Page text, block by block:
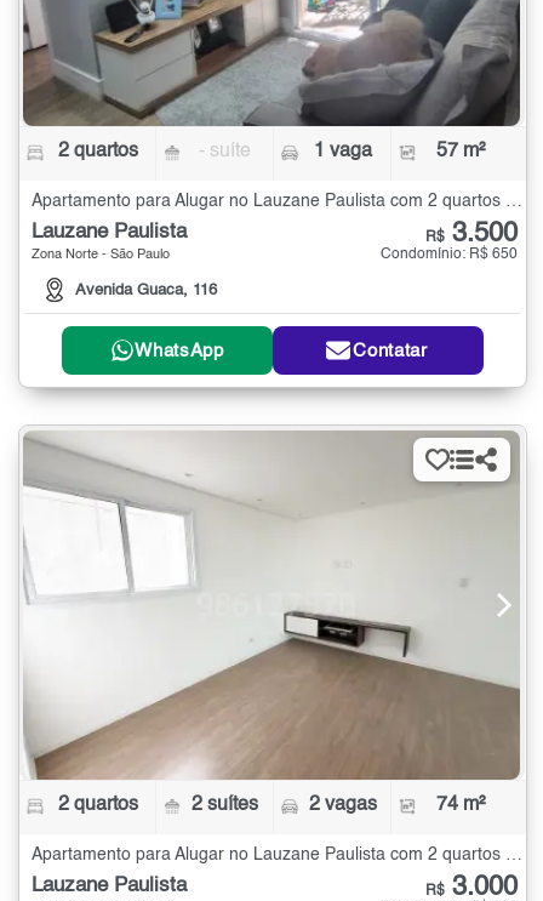
2 quartos - suíte 1 vaga 57 m²
Apartamento para Alugar no Lauzane Paulista com 2 quartos - 57 m²
Lauzane Paulista
Zona Norte - São Paulo
Avenida Guaca, 116
R$ 3.500
Condomínio: R$ 650
WhatsApp Contatar
2 quartos 2 suítes 2 vagas 74 m²
Apartamento para Alugar no Lauzane Paulista com 2 quartos - 74 m²
Lauzane Paulista R$ 3.000